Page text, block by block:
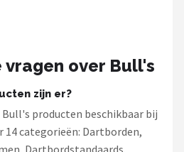
over Bull's
zijn er?
producten beschikbaar bij
14 categorieën: Dartborden,
Dartbordstandaards,